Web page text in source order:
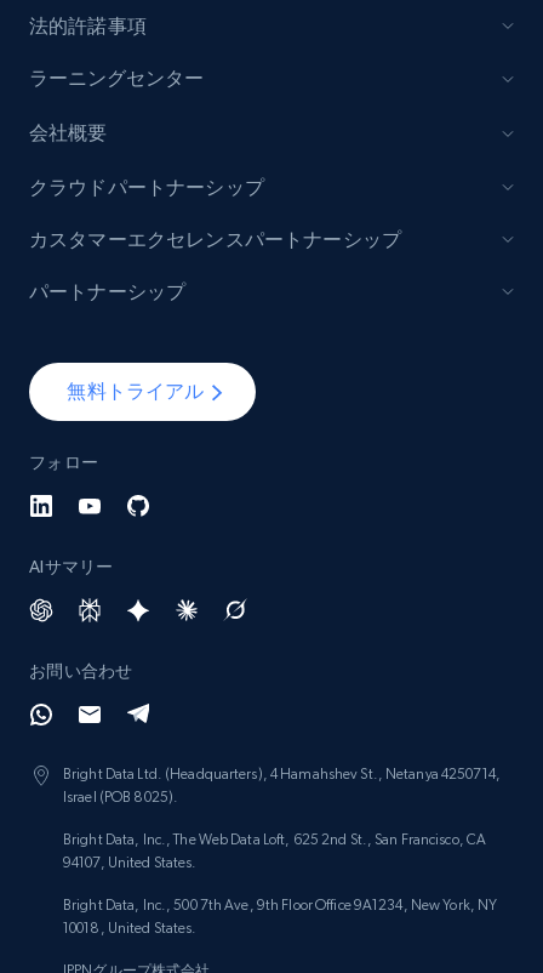
法的許諾事項
ラーニングセンター
会社概要
無料トライアル
フォロー
AIサマリー
お問い合わせ
Bright Data Ltd. (Headquarters), 4 Hamahshev St., Netanya 4250714,
Israel (POB 8025).
Bright Data, Inc., The Web Data Loft, 625 2nd St., San Francisco, CA
94107, United States.
Bright Data, Inc., 500 7th Ave, 9th Floor Office 9A1234, New York, NY
10018, United States.
クラウドパートナーシップ
カスタマーエクセレンスパートナーシップ
パートナーシップ